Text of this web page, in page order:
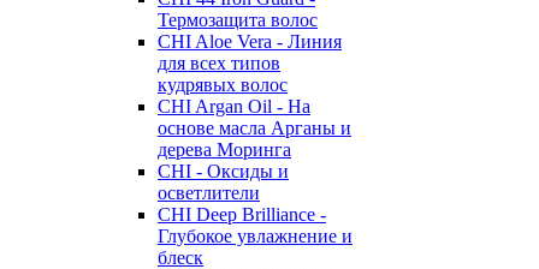
Термозащита волос
CHI Aloe Vera - Линия
для всех типов
кудрявых волос
CHI Argan Oil - На
основе масла Арганы и
дерева Моринга
CHI - Оксиды и
осветлители
CHI Deep Brilliance -
Глубокое увлажнение и
блеск